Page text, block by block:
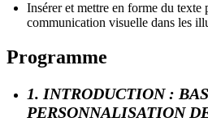
Insérer et mettre en forme du texte
communication visuelle dans les
Programme
1. INTRODUCTION :
PERSONNALISATION